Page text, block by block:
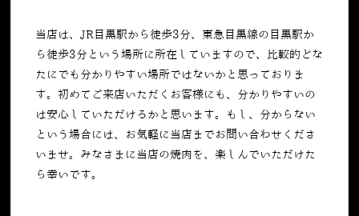
当店は、JR目黒駅から徒歩3分、東急目黒線の目黒駅か
ら徒歩3分という場所に所在していますので、比較的どな
たにでも分かりやすい場所ではないかと思っておりま
す。初めてご来店いただくお客様にも、分かりやすいの
は安心していただけるかと思います。もし、分からない
という場合には、お気軽に当店までお問い合わせくださ
いませ。みなさまに当店の焼肉を、楽しんでいただけた
ら幸いです。